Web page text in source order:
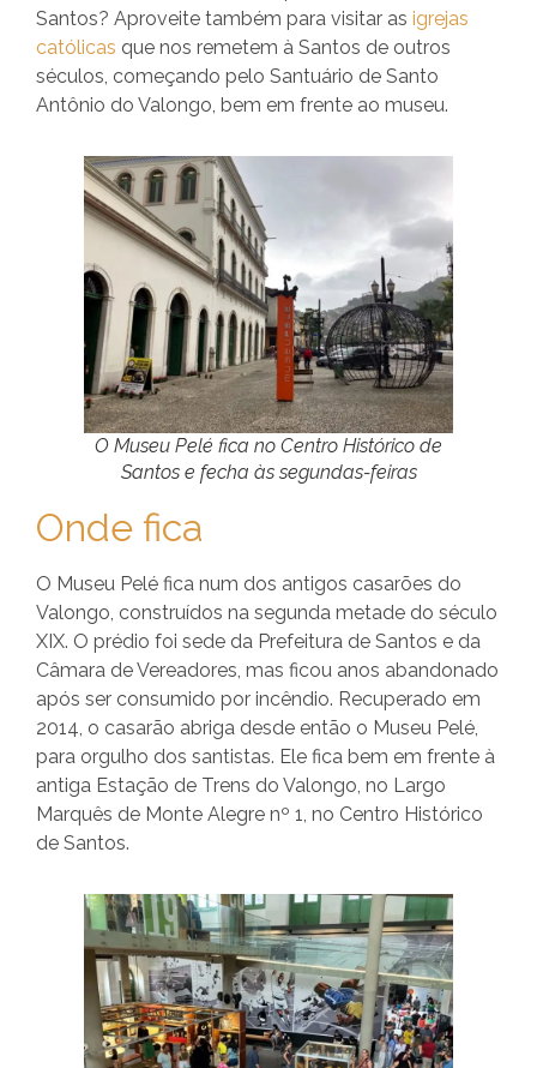
Santos? Aproveite também para visitar as igrejas
católicas que nos remetem à Santos de outros
séculos, começando pelo Santuário de Santo
Antônio do Valongo, bem em frente ao museu.
O Museu Pelé fica no Centro Histórico de
Santos e fecha às segundas-feiras
Onde fica
O Museu Pelé fica num dos antigos casarões do
Valongo, construídos na segunda metade do século
XIX. O prédio foi sede da Prefeitura de Santos e da
Câmara de Vereadores, mas ficou anos abandonado
após ser consumido por incêndio. Recuperado em
2014, o casarão abriga desde então o Museu Pelé,
para orgulho dos santistas. Ele fica bem em frente à
antiga Estação de Trens do Valongo, no Largo
Marquês de Monte Alegre nº 1, no Centro Histórico
de Santos.